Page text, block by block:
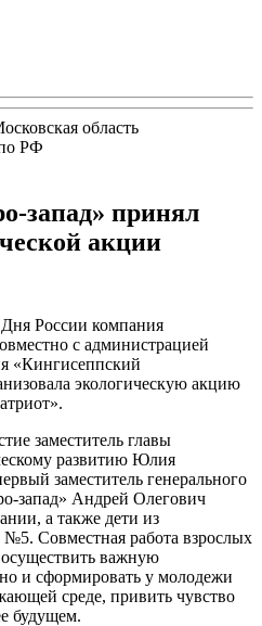
область
РФ
запад» принял
акции
России компания
с администрацией
«Кингисеппский
экологическую акцию
заместитель главы
развитию Юлия
заместитель генерального
запад» Андрей Олегович
а также дети из
Совместная работа взрослых
осуществить важную
и сформировать у молодежи
среде, привить чувство
будущем.